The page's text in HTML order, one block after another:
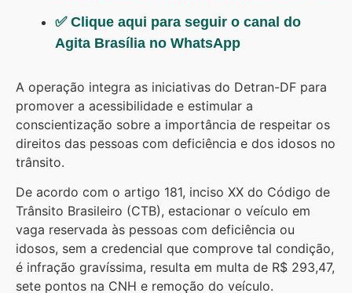
✅ Clique aqui para seguir o canal do
Agita Brasília no WhatsApp
A operação integra as iniciativas do Detran-DF para
promover a acessibilidade e estimular a
conscientização sobre a importância de respeitar os
direitos das pessoas com deficiência e dos idosos no
trânsito.
De acordo com o artigo 181, inciso XX do Código de
Trânsito Brasileiro (CTB), estacionar o veículo em
vaga reservada às pessoas com deficiência ou
idosos, sem a credencial que comprove tal condição,
é infração gravíssima, resulta em multa de R$ 293,47,
sete pontos na CNH e remoção do veículo.